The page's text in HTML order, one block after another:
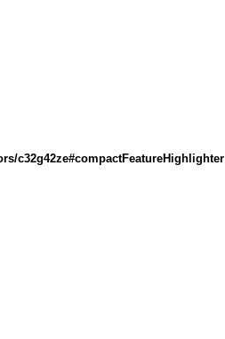
c32g42ze#compactFeatureHighlighter